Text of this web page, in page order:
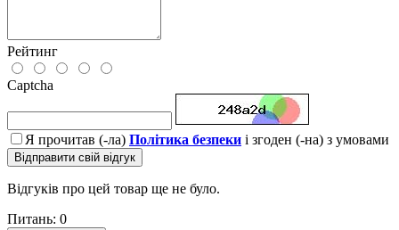
Рейтинг
Captcha
Я прочитав (-ла) Політика безпеки і згоден (-на) з умовами
Відправити свій відгук
Відгуків про цей товар ще не було.
Питань: 0